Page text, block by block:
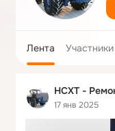
Лента Участники
НСХТ -
17 янв 2025